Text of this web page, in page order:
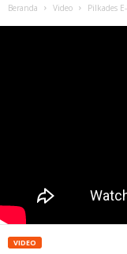
Beranda Video Pilkades
VIDEO